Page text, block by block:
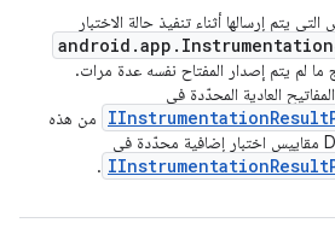
يتم إرسالها أثناء تنفيذ حالة الاختبار
android .app .
ما لم يتم إصدار المفتاح نفسه عدة مرات.
العادية المحدّدة في
IInstrumentationResult
من هذه
IInstrumentationResult
.